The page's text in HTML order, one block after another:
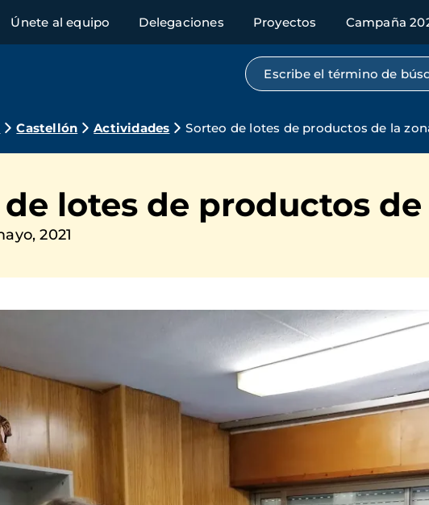
Únete al equipo Delegaciones Proyectos Campaña
Búsqueda por texto
Castellón Actividades Sorteo de lotes de productos de la
lotes de productos
2021